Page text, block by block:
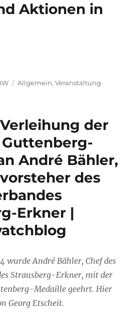
Aktionen in
Kategorien
Allgemein,Veranstaltung
der
Guttenberg-
André Bähler,
des
Erkner |
wurde André Bähler, Chef des
Strausberg-Erkner, mit der
Medaille geehrt. Hier
Georg Etscheit.